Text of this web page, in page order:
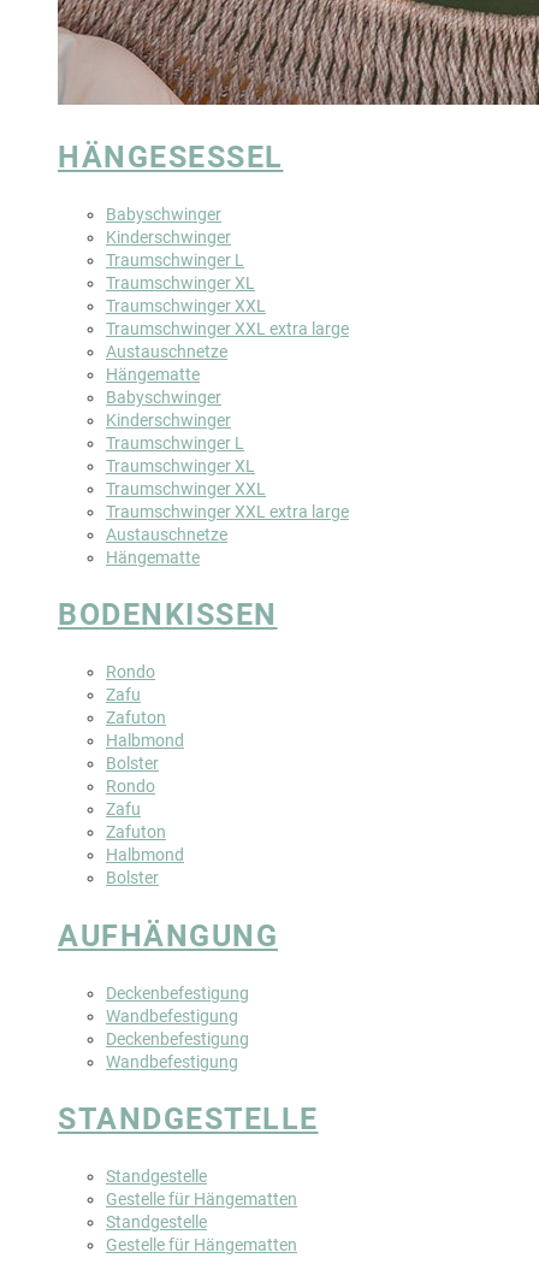
HÄNGESESSEL
Babyschwinger
Kinderschwinger
Traumschwinger L
Traumschwinger XL
Traumschwinger XXL
Traumschwinger XXL extra large
Austauschnetze
Hängematte
Babyschwinger
Kinderschwinger
Traumschwinger L
Traumschwinger XL
Traumschwinger XXL
Traumschwinger XXL extra large
Austauschnetze
Hängematte
BODENKISSEN
Rondo
Zafu
Zafuton
Halbmond
Bolster
Rondo
Zafu
Zafuton
Halbmond
Bolster
AUFHÄNGUNG
Deckenbefestigung
Wandbefestigung
Deckenbefestigung
Wandbefestigung
STANDGESTELLE
Standgestelle
Gestelle für Hängematten
Standgestelle
Gestelle für Hängematten